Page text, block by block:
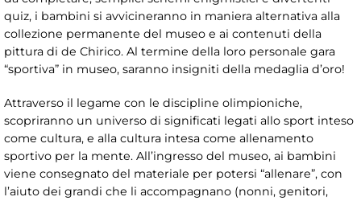
quiz, i bambini si avvicineranno in maniera alternativa alla
collezione permanente del museo e ai contenuti della
pittura di de Chirico. Al termine della loro personale gara
“sportiva” in museo, saranno insigniti della medaglia d’oro!
Attraverso il legame con le discipline olimpioniche,
scopriranno un universo di significati legati allo sport inteso
come cultura, e alla cultura intesa come allenamento
sportivo per la mente. All’ingresso del museo, ai bambini
viene consegnato del materiale per potersi “allenare”, con
l’aiuto dei grandi che li accompagnano (nonni, genitori,